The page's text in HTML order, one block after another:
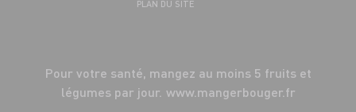
PLAN DU SITE
Pour votre santé, mangez au moins 5 fruits et
légumes par jour. www.mangerbouger.fr